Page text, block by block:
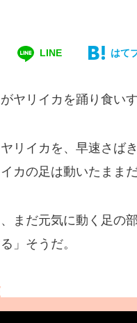
LINE はて
ヤリイカを踊り食い
リイカを、早速さば
カの足は動いたまま
まだ元気に動く足の
」そうだ。